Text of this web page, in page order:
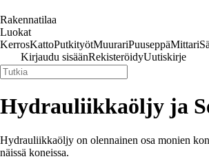
Rakennatilaa
Luokat
KerrosKattoPutkityötMuurariPuuseppäMittari
Kirjaudu sisäänRekisteröidyUutiskirje
Hydrauliikkaöljy ja
Hydrauliikkaöljy on olennainen osa monien
näissä koneissa.